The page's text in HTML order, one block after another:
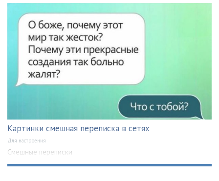
Картинки смешная переписка в сетях
Для настроения
Смешные переписки